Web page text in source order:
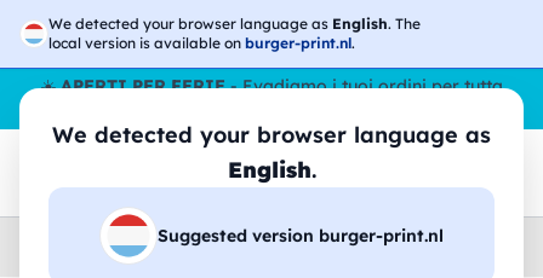
We detected your browser language as English. The
local version is available on burger-print.nl.
We detected your browser language as
English.
Suggested version burger-print.nl
☀️APERTI PER FERIE- Evadiamo i tuoi ordini per tutta
Magliette › Uomo